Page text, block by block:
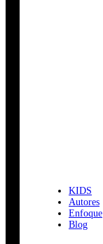
KIDS
Autores
Enfoque
Blog